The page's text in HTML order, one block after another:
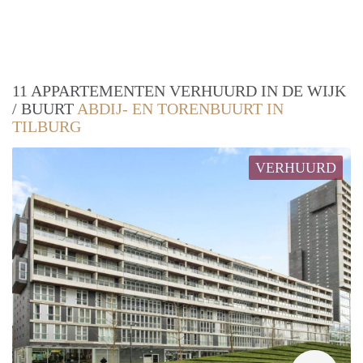
11 APPARTEMENTEN VERHUURD IN DE WIJK
/ BUURT ABDIJ- EN TORENBUURT IN
TILBURG
VERHUURD